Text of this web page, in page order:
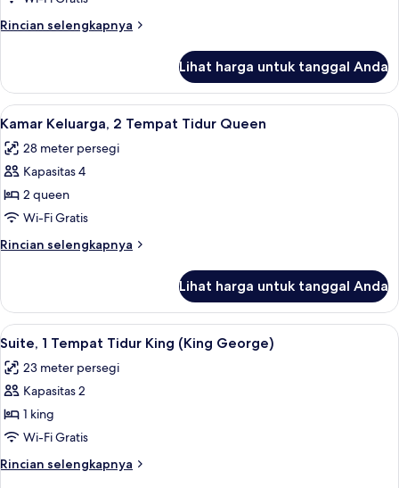
Tempat
Tidur
(Partial
Falls
View)
Rincian selengkapnya
Rincian
Kamar,
Tempat
Queen
(Partial
View)
Lihat harga untuk tanggal Anda
Lihat
semua
foto
untuk
Kamar
Keluarga,
2
Tempat
Queen
Brankas, ruang kerja ramah laptop,
4
Kamar Keluarga, 2 Tempat Tidur Queen
28 meter persegi
Kapasitas 4
2 queen
Wi-Fi Gratis
Rincian selengkapnya
Rincian
Kamar
Keluarga,
2
Tidur
Queen
Lihat harga untuk tanggal Anda
Lihat
semua
foto
untuk
Suite,
1
Tempat
Tidur
Brankas, ruang kerja ramah laptop,
5
Suite, 1 Tempat Tidur King (King George)
23 meter persegi
Kapasitas 2
1 king
Wi-Fi Gratis
Rincian selengkapnya
Rincian